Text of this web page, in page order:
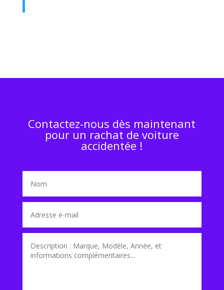
Contactez-nous dès maintenant
pour un rachat de voiture
accidentée !